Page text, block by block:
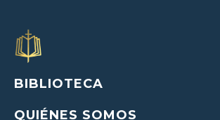
BIBLIOTECA
QUIÉNES SOMOS